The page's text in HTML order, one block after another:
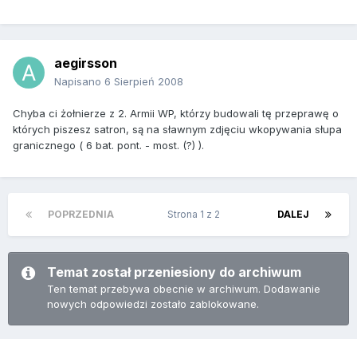
aegirsson
Napisano 6 Sierpień 2008
Chyba ci żołnierze z 2. Armii WP, którzy budowali tę przeprawę o
których piszesz satron, są na sławnym zdjęciu wkopywania słupa
granicznego ( 6 bat. pont. - most. (?) ).
POPRZEDNIA DALEJ
Strona 1 z 2
Temat został przeniesiony do archiwum
Ten temat przebywa obecnie w archiwum. Dodawanie
nowych odpowiedzi zostało zablokowane.